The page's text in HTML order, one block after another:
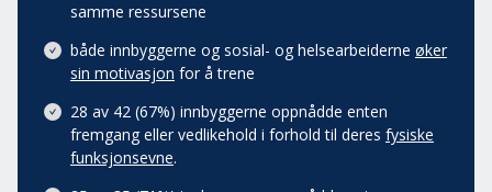
samme ressursene
både innbyggerne og sosial- og helsearbeiderne øker
sin motivasjon for å trene
28 av 42 (67%) innbyggerne oppnådde enten
fremgang eller vedlikehold i forhold til deres fysiske
funksjonsevne.